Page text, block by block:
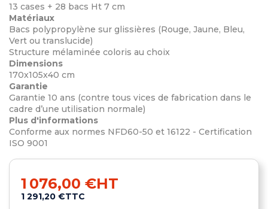
13 cases + 28 bacs Ht 7 cm
Matériaux
Bacs polypropylène sur glissières (Rouge, Jaune, Bleu,
Vert ou translucide)
Structure mélaminée coloris au choix
Dimensions
170x105x40 cm
Garantie
Garantie 10 ans (contre tous vices de fabrication dans le
cadre d’une utilisation normale)
Plus d'informations
Conforme aux normes NFD60-50 et 16122 - Certification
ISO 9001
1 076,00 €HT
1 291,20 €TTC